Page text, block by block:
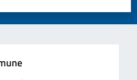
stelle su 5
su 5
5